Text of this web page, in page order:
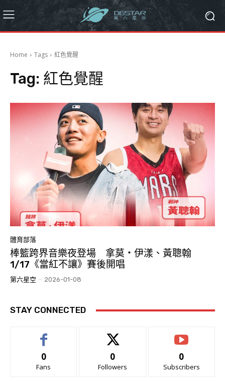
Home Tags 紅色覺醒
Tag: 紅色覺醒
體育部落
棒籃跨界音樂夜登場 拿莫・伊漾、黃聰翰
1/17《當紅不讓》賽後開唱
第六星空 - 2026-01-08
STAY CONNECTED
0
Fans
0
Followers
0
Subscribers